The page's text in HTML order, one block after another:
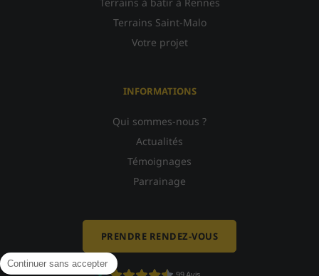
Continuer sans accepter
Terrains Saint-Malo
Votre projet
INFORMATIONS
Qui sommes-nous ?
Actualités
Témoignages
Parrainage
PRENDRE RENDEZ-VOUS